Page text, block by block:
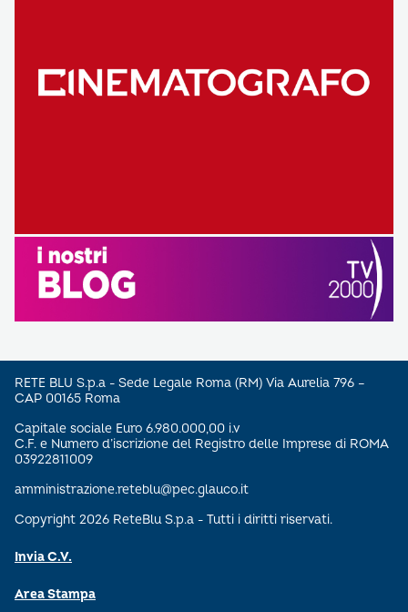
RETE BLU S.p.a - Sede Legale Roma (RM) Via Aurelia 796 –
CAP 00165 Roma
Capitale sociale Euro 6.980.000,00 i.v
C.F. e Numero d’iscrizione del Registro delle Imprese di ROMA
03922811009
amministrazione.reteblu@pec.glauco.it
Copyright 2026 ReteBlu S.p.a - Tutti i diritti riservati.
Invia C.V.
Area Stampa